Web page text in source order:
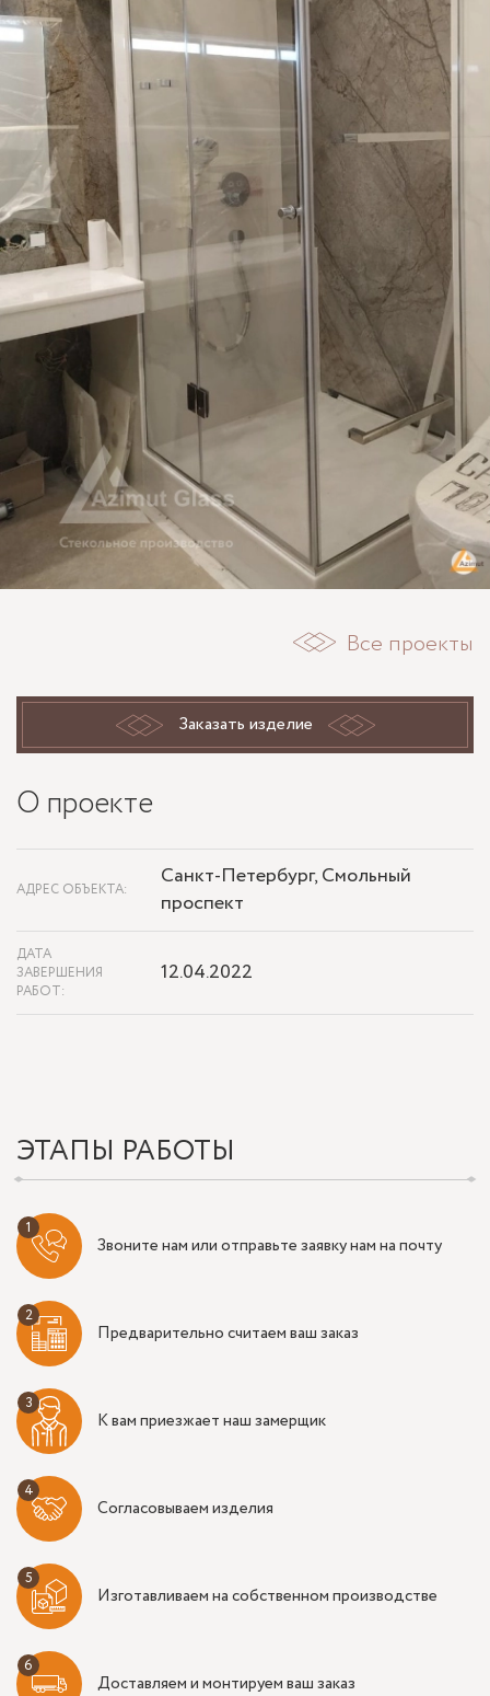
Все проекты
Заказать изделие
О проекте
АДРЕС ОБЪЕКТА:
Санкт-Петербург, Смольный
проспект
ДАТА
ЗАВЕРШЕНИЯ
РАБОТ:
12.04.2022
ЭТАПЫ РАБОТЫ
Звоните нам или отправьте заявку нам на почту
Предварительно считаем ваш заказ
К вам приезжает наш замерщик
Согласовываем изделия
Изготавливаем на собственном производстве
Доставляем и монтируем ваш заказ